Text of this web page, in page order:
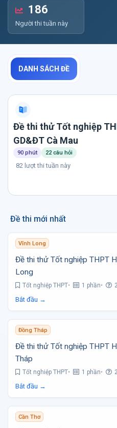
186
Người thi tuần này
DANH SÁCH ĐỀ
Đề thi thử Tốt nghiệp
GD&ĐT Cà Mau
90 phút 22 câu hỏi
82 lượt thi tuần này
Đề thi mới nhất
Vĩnh Long
Đề thi thử Tốt nghiệp THPT
Long
Tốt nghiệp THPT 1 phần
Bắt đầu →
Đồng Tháp
Đề thi thử Tốt nghiệp THPT
Tháp
Tốt nghiệp THPT 1 phần
Bắt đầu →
Cần Thơ